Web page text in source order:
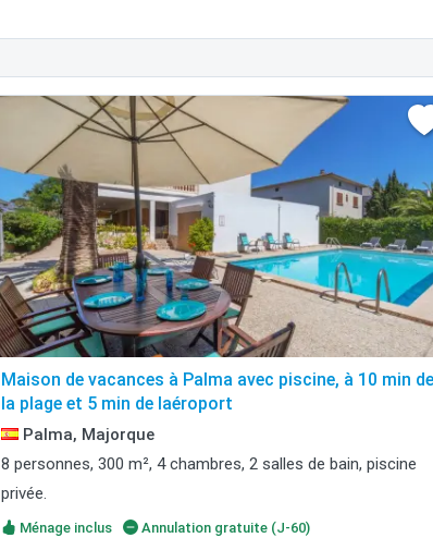
Maison de vacances à Palma avec piscine, à 10 min de
la plage et 5 min de laéroport
Palma, Majorque
8 personnes, 300 m², 4 chambres, 2 salles de bain, piscine
privée.
Ménage inclus Annulation gratuite (J-60)